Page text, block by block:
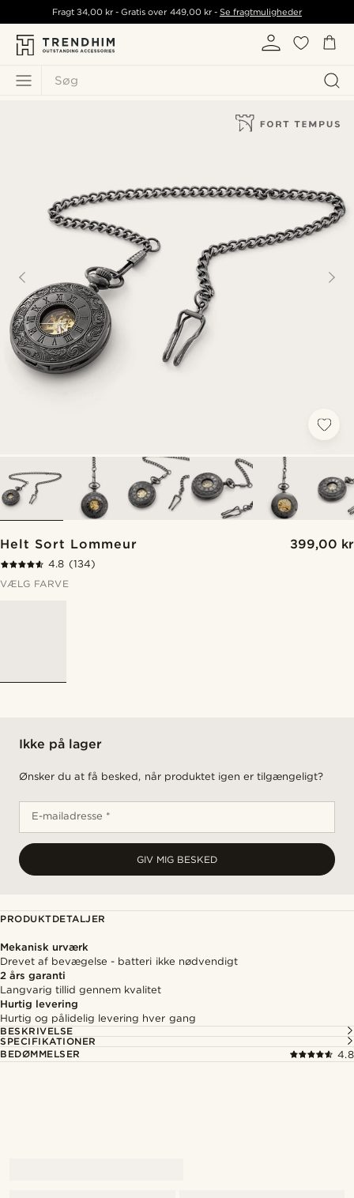
Søg
Fragt34,00 kr - Gratis over 449,00 kr- Se fragtmuligheder
Helt Sort Lommeur 399,00 kr
4.8 (134)
VÆLG FARVE
Ikke på lager
Ønsker du at få besked, når produktet igen er tilgængeligt?
E-mailadresse *
GIV MIG BESKED
PRODUKTDETALJER
Mekanisk urværk
Drevet af bevægelse - batteri ikke nødvendigt
2 års garanti
Langvarig tillid gennem kvalitet
Hurtig levering
Hurtig og pålidelig levering hver gang
BESKRIVELSE
SPECIFIKATIONER
BEDØMMELSER
4.8